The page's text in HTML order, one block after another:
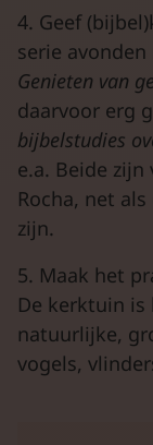
4. Geef
serie
Genieten van
daarvoor erg
bijbelstudies
e.a. Beide
Rocha, net
zijn.
5. Maak het
De kerktuin is
natuurlijke,
vogels,